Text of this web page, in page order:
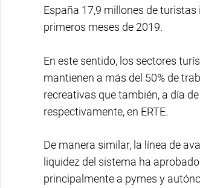
España 17,9 millones de
primeros meses de 2019.
En este sentido, los sectores
mantienen a más del 50% de
recreativas que también, a día
respectivamente, en ERTE.
De manera similar, la línea de
liquidez del sistema ha
principalmente a pymes y